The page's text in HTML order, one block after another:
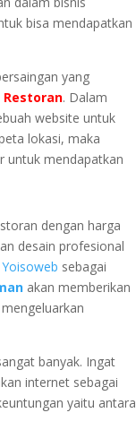
bisa mendapatkan
yang
. Dalam
website untuk
lokasi, maka
untuk mendapatkan
dengan harga
desain profesional
Yoisoweb sebagai
akan memberikan
banyak. Ingat
internet sebagai
yaitu antara